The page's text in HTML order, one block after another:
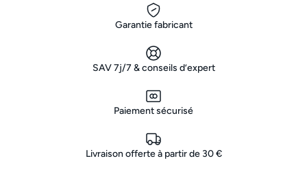
Garantie fabricant
SAV 7j/7 & conseils d’expert
Paiement sécurisé
Livraison offerte à partir de 30 €